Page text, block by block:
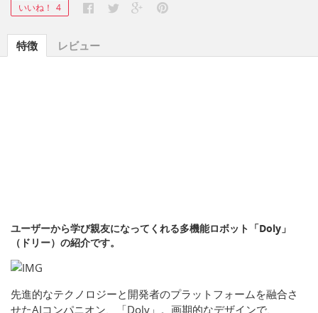
いいね！ 4
特徴 レビュー
ユーザーから学び親友になってくれる多機能ロボット「Doly」
（ドリー）の紹介です。
先進的なテクノロジーと開発者のプラットフォームを融合さ
せたAIコンパニオン、「Doly」。画期的なデザインで、